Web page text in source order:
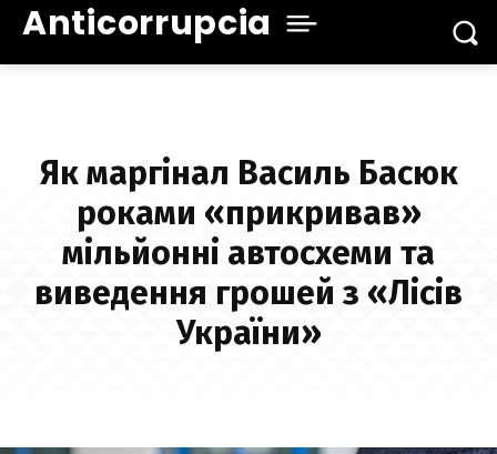
Anticorrupcia
Як маргінал Василь Басюк
роками «прикривав»
мільйонні автосхеми та
виведення грошей з «Лісів
України»